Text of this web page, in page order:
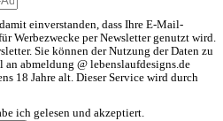
einverstanden, dass Ihre E-Mail-
Werbezwecke per Newsletter genutzt wird.
Sie können der Nutzung der Daten zu
abmeldung @ lebenslaufdesigns.de
18 Jahre alt. Dieser Service wird durch
ich gelesen und akzeptiert.